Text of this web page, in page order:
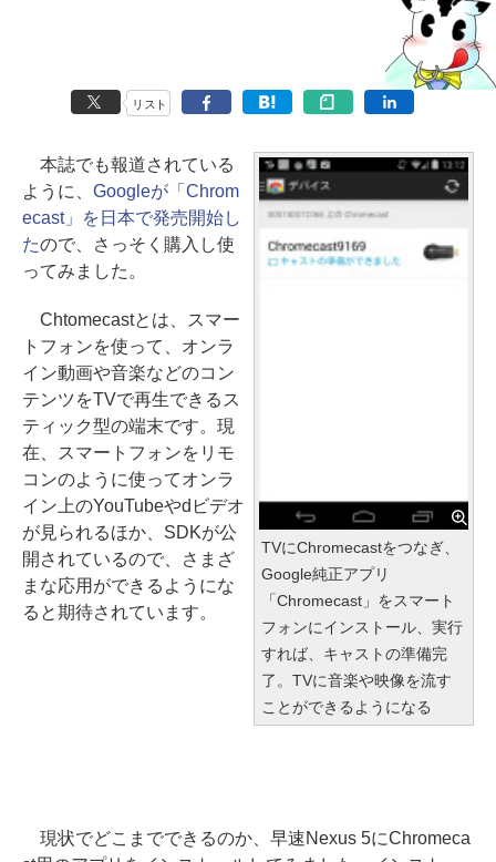
リスト
TVにChromecastをつなぎ、
Google純正アプリ
「Chromecast」をスマート
フォンにインストール、実行
すれば、キャストの準備完
了。TVに音楽や映像を流す
ことができるようになる
本誌でも報道されている
ように、 Googleが「Chrom
ecast」を日本で発売開始し
たので、さっそく購入し使
ってみました。
Chtomecastとは、スマー
トフォンを使って、オンラ
イン動画や音楽などのコン
テンツをTVで再生できるス
ティック型の端末です。現
在、スマートフォンをリモ
コンのように使ってオンラ
イン上のYouTubeやdビデオ
が見られるほか、SDKが公
開されているので、さまざ
まな応用ができるようにな
ると期待されています。
現状でどこまでできるのか、早速Nexus 5にChromeca